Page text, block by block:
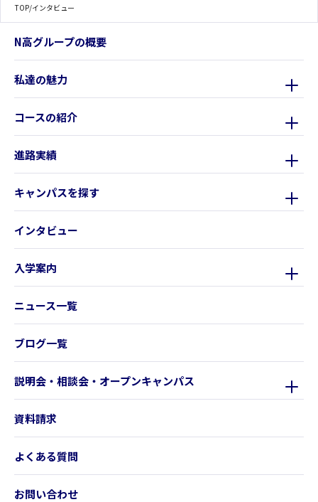
TOP/インタビュー
N高グループの概要
私達の魅力
コースの紹介
進路実績
キャンパスを探す
インタビュー
入学案内
ニュース一覧
ブログ一覧
説明会・相談会・オープンキャンパス
資料請求
よくある質問
お問い合わせ